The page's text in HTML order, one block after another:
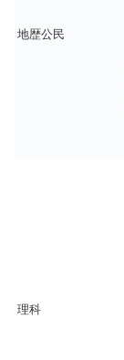
地歴公民
理科